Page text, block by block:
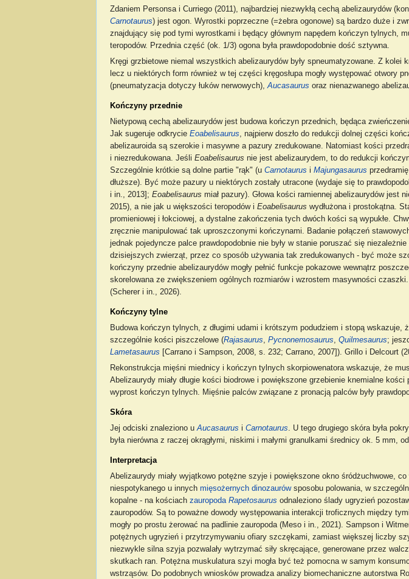
Zdaniem Personsa i Curriego (2011), najbardziej niezwykłą cechą abelizaurydów
Carnotaurus) jest ogon. Wyrostki poprzeczne (=żebra ogonowe) są bardzo duże i
znajdujący się pod tymi wyrostkami i będący głównym napędem kończyn tylnych,
teropodów. Przednia część (ok. 1/3) ogona była prawdopodobnie dość sztywna.
Kręgi grzbietowe niemal wszystkich abelizaurydów były spneumatyzowane. Z kolei
lecz u niektórych form również w tej części kręgosłupa mogły występować otwory
(pneumatyzacja dotyczy łuków nerwowych),Aucasaurus oraz nienazwanego
Kończyny przednie
Nietypową cechą abelizaurydów jest budowa kończyn przednich, będąca
Jak sugeruje odkrycie Eoabelisaurus, najpierw doszło do redukcji dolnej części
abelizauroida są szerokie i masywne a pazury zredukowane. Natomiast kości
i niezredukowana. Jeśli Eoabelisaurus nie jest abelizaurydem, to do redukcji
Szczególnie krótkie są dolne partie "rąk" (u Carnotaurus i Majungasaurus
dłuższe). Być może pazury u niektórych zostały utracone (wydaje się to
i in., 2013]; Eoabelisaurus miał pazury). Głowa kości ramiennej abelizaurydów jest
2015), a nie jak u większości teropodów i Eoabelisaurus wydłużona i prostokątna.
promieniowej i łokciowej, a dystalne zakończenia tych dwóch kości są wypukłe.
zręcznie manipulować tak uproszczonymi kończynami. Badanie połączeń
jednak pojedyncze palce prawdopodobnie nie były w stanie poruszać się
dzisiejszych zwierząt, przez co sposób używania tak zredukowanych - być może
kończyny przednie abelizaurydów mogły pełnić funkcje pokazowe wewnątrz
skorelowana ze zwiększeniem ogólnych rozmiarów i wzrostem masywności
(Scherer i in., 2026).
Kończyny tylne
Budowa kończyn tylnych, z długimi udami i krótszym podudziem i stopą
szczególnie kości piszczelowe (Rajasaurus, Pycnonemosaurus, Quilmesaurus;
Lametasaurus [Carrano i Sampson, 2008, s. 232; Carrano, 2007]). Grillo i Delcourt
Rekonstrukcja mięśni miednicy i kończyn tylnych skorpiowenatora wskazuje, że
Abelizaurydy miały długie kości biodrowe i powiększone grzebienie knemialne
wyprost kończyn tylnych. Mięśnie palców związane z pronacją palców były
Skóra
Jej odciski znaleziono uAucasaurus i Carnotaurus. U tego drugiego skóra była
była nierówna z raczej okrągłymi, niskimi i małymi granulkami średnicy ok. 5 mm,
Interpretacja
Abelizaurydy miały wyjątkowo potężne szyje i powiększone okno śródżuchwowe,
niespotykanego u innych mięsożernych dinozaurówsposobu polowania, w
kopalne - na kościach zauropoda Rapetosaurus odnaleziono ślady ugryzień
zauropodów. Są to poważne dowody występowania interakcji troficznych między
mogły po prostu żerować na padlinie zauropoda (Meso i in., 2021). Sampson i
potężnych ugryzień i przytrzymywaniu ofiary szczękami, zamiast większej liczby
niezwykle silna szyja pozwalały wytrzymać siły skręcające, generowane przez
skutkach ran. Potężna muskulatura szyi mogła być też pomocna w samym
wstrząsów. Do podobnych wniosków prowadza analizy biomechaniczne autorstwa